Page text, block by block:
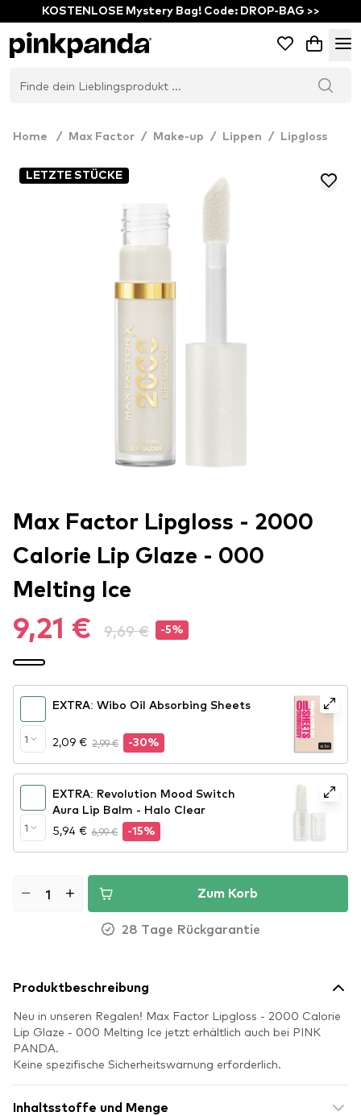
KOSTENLOSE Mystery Bag! Code: DROP-BAG >>
Home / Max Factor / Make-up / Lippen / Lipgloss
LETZTE STÜCKE
Max Factor Lipgloss - 2000
Calorie Lip Glaze - 000
Melting Ice
9,21 € 9,69 € -5%
1
EXTRA: Wibo Oil Absorbing Sheets
2,09 € 2,99 € -30%
1
EXTRA: Revolution Mood Switch
Aura Lip Balm - Halo Clear
5,94 € 6,99 € -15%
Zum Korb
28 Tage Rückgarantie
Produktbeschreibung
Neu in unseren Regalen! Max Factor Lipgloss - 2000 Calorie
Lip Glaze - 000 Melting Ice jetzt erhältlich auch bei PINK
PANDA.
Keine spezifische Sicherheitswarnung erforderlich.
Inhaltsstoffe und Menge